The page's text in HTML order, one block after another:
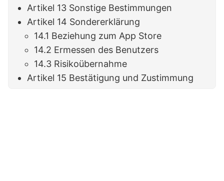
Artikel 13 Sonstige Bestimmungen
Artikel 14 Sondererklärung
14.1 Beziehung zum App Store
14.2 Ermessen des Benutzers
14.3 Risikoübernahme
Artikel 15 Bestätigung und Zustimmung